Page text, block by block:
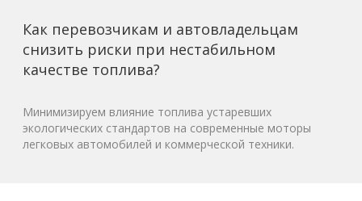
Как перевозчикам и автовладельцам
снизить риски при нестабильном
качестве топлива?
Минимизируем влияние топлива устаревших
экологических стандартов на современные моторы
легковых автомобилей и коммерческой техники.